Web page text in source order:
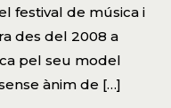
festival de música i
des del 2008 a
pel seu model
ànim de […]